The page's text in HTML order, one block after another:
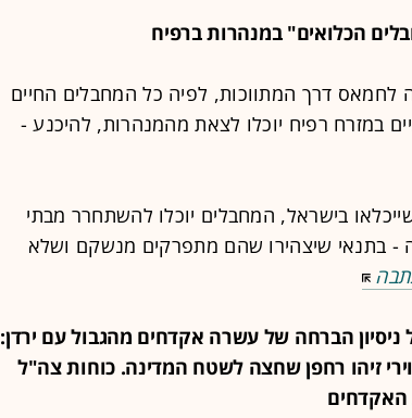
לחמאס דרך המתווכות, לפיה כל המחבלים החיים
במזרח רפיח יוכלו לצאת מהמנהרות, להיכנע -
בישראל, המחבלים יוכלו להשתחרר מבתי
- בתנאי שיצהירו שהם מתפרקים מנשקם ושלא
ניסיון הברחה של עשרה אקדחים מהגבול עם ירדן:
זיהו רחפן שחצה לשטח המדינה. כוחות צה"ל
האקדחים